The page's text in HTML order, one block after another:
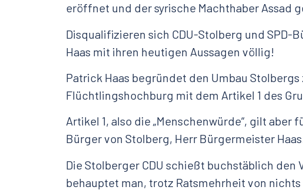
eröffnet und der syrische Machthaber Assad
Disqualifizieren sich CDU-Stolberg und SPD-
Haas mit ihren heutigen Aussagen völlig!
Patrick Haas begründet den Umbau Stolbergs
Flüchtlingshochburg mit dem Artikel 1 des
Artikel 1, also die „Menschenwürde“, gilt aber
Bürger von Stolberg, Herr Bürgermeister
Die Stolberger CDU schießt buchstäblich den
behauptet man, trotz Ratsmehrheit von nichts